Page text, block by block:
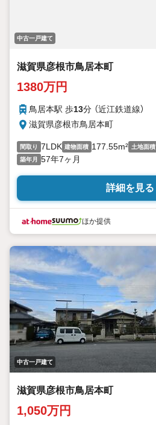
中古一戸建て
滋賀県彦根市鳥居本町
1380万円
鳥居本駅 歩13分 （近江鉄道線）
滋賀県彦根市鳥居本町
間取り 7LDK 建物面積 177.55m² 土地面積
築年月 57年7ヶ月
詳細を見る
ほか提供
中古一戸建て
滋賀県彦根市鳥居本町
1,050万円